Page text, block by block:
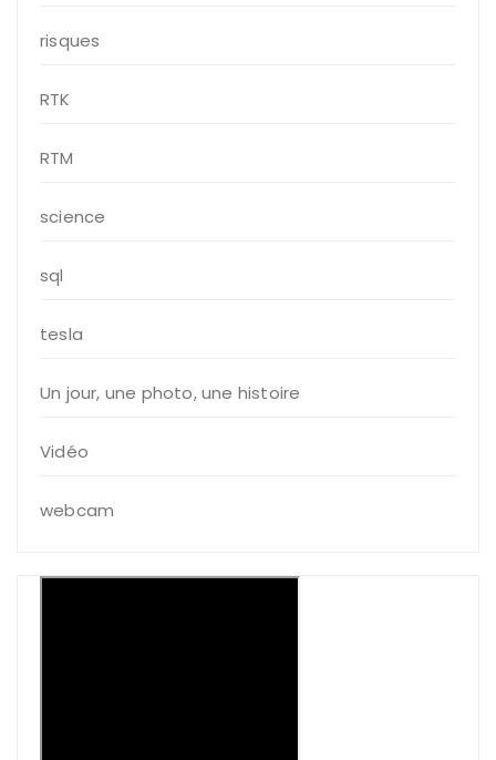
risques
RTK
RTM
science
sql
tesla
Un jour, une photo, une histoire
Vidéo
webcam